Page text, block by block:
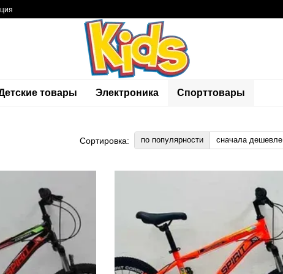
товары Электроника Спорттовары
Сортировка: по популярности сначала дешевле